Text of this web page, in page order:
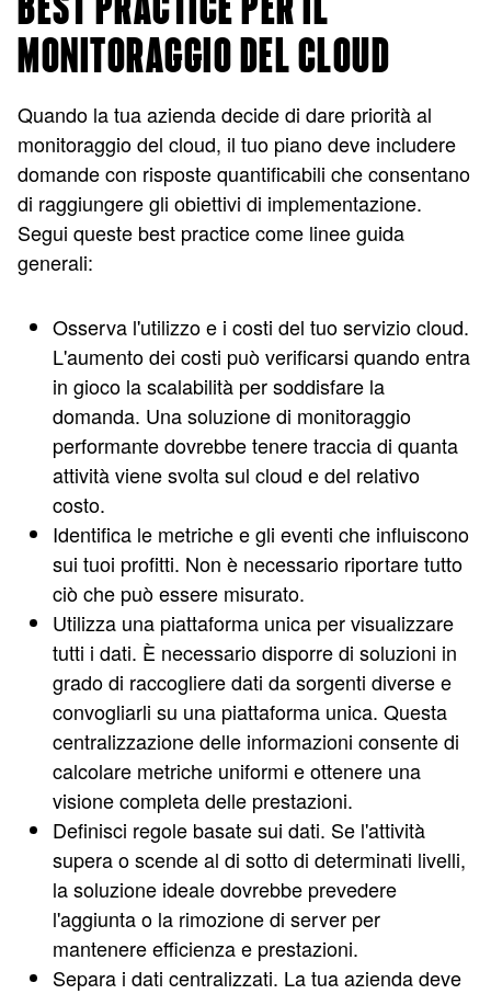
MONITORAGGIO DEL CLOUD
Quando la tua azienda decide di dare priorità al
monitoraggio del cloud, il tuo piano deve includere
domande con risposte quantificabili che consentano
di raggiungere gli obiettivi di implementazione.
Segui queste best practice come linee guida
generali:
Osserva l'utilizzo e i costi del tuo servizio cloud.
L'aumento dei costi può verificarsi quando entra
in gioco la scalabilità per soddisfare la
domanda. Una soluzione di monitoraggio
performante dovrebbe tenere traccia di quanta
attività viene svolta sul cloud e del relativo
costo.
Identifica le metriche e gli eventi che influiscono
sui tuoi profitti. Non è necessario riportare tutto
ciò che può essere misurato.
Utilizza una piattaforma unica per visualizzare
tutti i dati. È necessario disporre di soluzioni in
grado di raccogliere dati da sorgenti diverse e
convogliarli su una piattaforma unica. Questa
centralizzazione delle informazioni consente di
calcolare metriche uniformi e ottenere una
visione completa delle prestazioni.
Definisci regole basate sui dati. Se l'attività
supera o scende al di sotto di determinati livelli,
la soluzione ideale dovrebbe prevedere
l'aggiunta o la rimozione di server per
mantenere efficienza e prestazioni.
Separa i dati centralizzati. La tua azienda deve